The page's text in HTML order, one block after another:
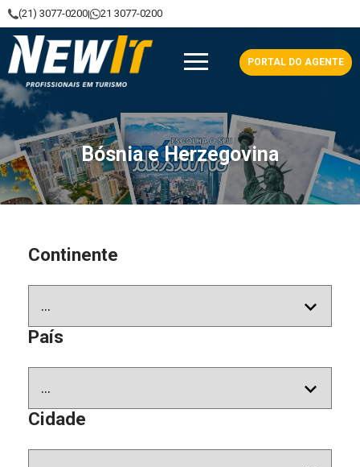
(21) 3077-0200 21 3077-0200
NewIt - Profissionais em Turismo
PORTAL DO AGENTE
Bósnia e Herzegovina
Continente
País
Cidade